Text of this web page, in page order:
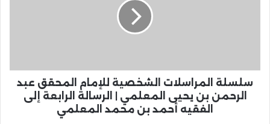
سلسلة المراسلات الشخصية للإمام المحقق عبد
الرحمن بن يحيى المعلمي | الرسالة الرابعة إلى
الفقيه أحمد بن محمد المعلمي